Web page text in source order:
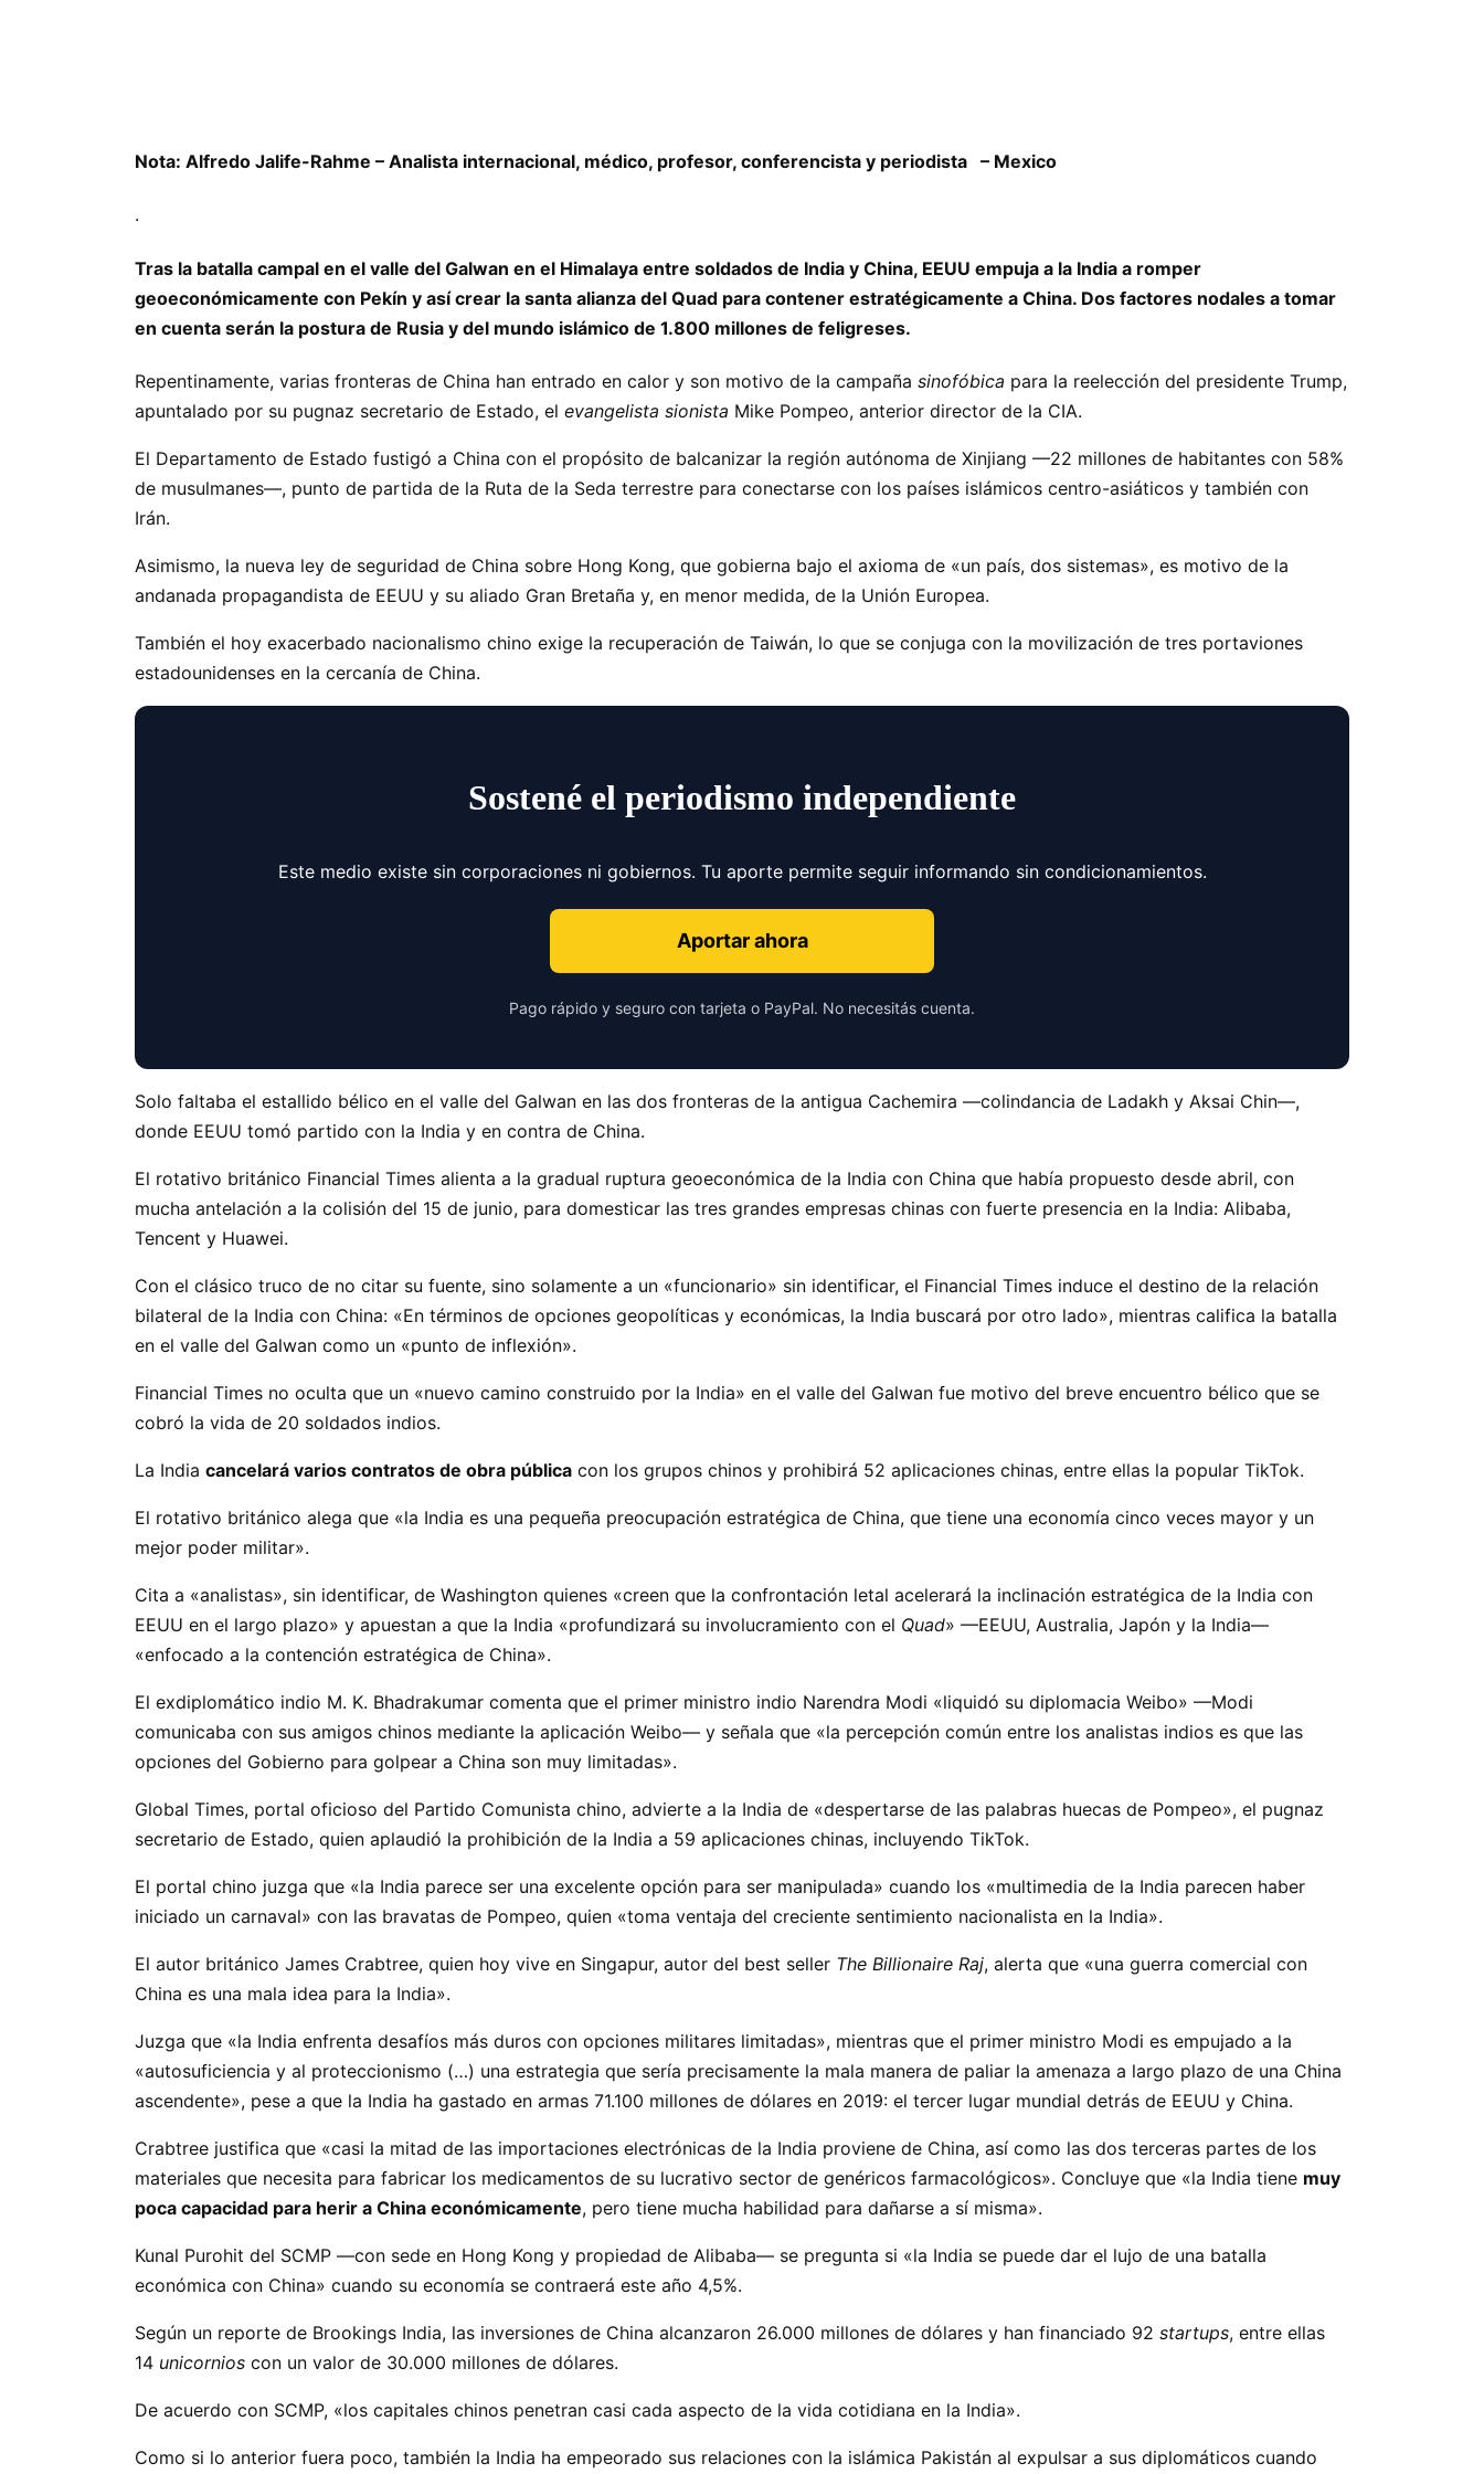
Nota: Alfredo Jalife-Rahme – Analista internacional, médico, profesor, conferencista y periodista – Mexico
.
Tras la batalla campal en el valle del Galwan en el Himalaya entre soldados de India y China, EEUU empuja a la India a romper
geoeconómicamente con Pekín y así crear la santa alianza del Quad para contener estratégicamente a China. Dos factores nodales a tomar
en cuenta serán la postura de Rusia y del mundo islámico de 1.800 millones de feligreses.
Repentinamente, varias fronteras de China han entrado en calor y son motivo de la campaña sinofóbica para la reelección del presidente Trump,
apuntalado por su pugnaz secretario de Estado, el evangelista sionista Mike Pompeo, anterior director de la CIA.
El Departamento de Estado fustigó a China con el propósito de balcanizar la región autónoma de Xinjiang —22 millones de habitantes con 58%
de musulmanes—, punto de partida de la Ruta de la Seda terrestre para conectarse con los países islámicos centro-asiáticos y también con
Irán.
Asimismo, la nueva ley de seguridad de China sobre Hong Kong, que gobierna bajo el axioma de «un país, dos sistemas», es motivo de la
andanada propagandista de EEUU y su aliado Gran Bretaña y, en menor medida, de la Unión Europea.
También el hoy exacerbado nacionalismo chino exige la recuperación de Taiwán, lo que se conjuga con la movilización de tres portaviones
estadounidenses en la cercanía de China.
Sostené el periodismo independiente
Este medio existe sin corporaciones ni gobiernos. Tu aporte permite seguir informando sin condicionamientos.
Aportar ahora
Pago rápido y seguro con tarjeta o PayPal. No necesitás cuenta.
Solo faltaba el estallido bélico en el valle del Galwan en las dos fronteras de la antigua Cachemira —colindancia de Ladakh y Aksai Chin—,
donde EEUU tomó partido con la India y en contra de China.
El rotativo británico Financial Times alienta a la gradual ruptura geoeconómica de la India con China que había propuesto desde abril, con
mucha antelación a la colisión del 15 de junio, para domesticar las tres grandes empresas chinas con fuerte presencia en la India: Alibaba,
Tencent y Huawei.
Con el clásico truco de no citar su fuente, sino solamente a un «funcionario» sin identificar, el Financial Times induce el destino de la relación
bilateral de la India con China: «En términos de opciones geopolíticas y económicas, la India buscará por otro lado», mientras califica la batalla
en el valle del Galwan como un «punto de inflexión».
Financial Times no oculta que un «nuevo camino construido por la India» en el valle del Galwan fue motivo del breve encuentro bélico que se
cobró la vida de 20 soldados indios.
La ​India cancelará varios contratos de obra pública con los grupos chinos y prohibirá 52 aplicaciones chinas, entre ellas la popular TikTok.
El rotativo británico alega que «la India es una pequeña preocupación estratégica de China, que tiene una economía cinco veces mayor y un
mejor poder militar».
Cita a «analistas», sin identificar, de Washington quienes «creen que la confrontación letal acelerará la inclinación estratégica de la India con
EEUU en el largo plazo» y apuestan a que la India «profundizará su involucramiento con el Quad» —EEUU, Australia, Japón y la India—
«enfocado a la contención estratégica de China».
El exdiplomático indio M. K. Bhadrakumar comenta que el primer ministro indio Narendra Modi «liquidó su diplomacia Weibo» —Modi
comunicaba con sus amigos chinos mediante la aplicación Weibo— y señala que «la percepción común entre los analistas indios es que las
opciones del Gobierno para golpear a China son muy limitadas».
Global Times, portal oficioso del Partido Comunista chino, advierte a la India de «despertarse de las palabras huecas de Pompeo», el pugnaz
secretario de Estado, quien aplaudió la prohibición de la India a 59 aplicaciones chinas, incluyendo TikTok.
El portal chino juzga que «la India parece ser una excelente opción para ser manipulada» cuando los «multimedia de la India parecen haber
iniciado un carnaval» con las bravatas de Pompeo, quien «toma ventaja del creciente sentimiento nacionalista en la India».
El autor británico James Crabtree, quien hoy vive en Singapur, autor del best seller The Billionaire Raj, alerta que «una guerra comercial con
China es una mala idea para la India».
Juzga que «la India enfrenta desafíos más duros con opciones militares limitadas», mientras que el primer ministro Modi es empujado a la
«autosuficiencia y al proteccionismo (…) una estrategia que sería precisamente la mala manera de paliar la amenaza a largo plazo de una China
ascendente», pese a que la India ha gastado en armas 71.100 millones de dólares en 2019: el tercer lugar mundial detrás de EEUU y China.
Crabtree justifica que «casi la mitad de las importaciones electrónicas de la India proviene de China, así como las dos terceras partes de los
materiales que necesita para fabricar los medicamentos de su lucrativo sector de genéricos farmacológicos». Concluye que «la India tiene muy
poca capacidad para herir a China económicamente, pero tiene mucha habilidad para dañarse a sí misma».
Kunal Purohit del SCMP —con sede en Hong Kong y propiedad de Alibaba— se pregunta si «la India se puede dar el lujo de una batalla
económica con China» cuando su economía se contraerá este año 4,5%.
Según un reporte de Brookings India, las inversiones de China alcanzaron 26.000 millones de dólares y han financiado 92 startups, entre ellas
14 unicornios con un valor de 30.000 millones de dólares.
De acuerdo con SCMP, «los capitales chinos penetran casi cada aspecto de la vida cotidiana en la India».
Como si lo anterior fuera poco, también la India ha empeorado sus relaciones con la islámica Pakistán al expulsar a sus diplomáticos cuando